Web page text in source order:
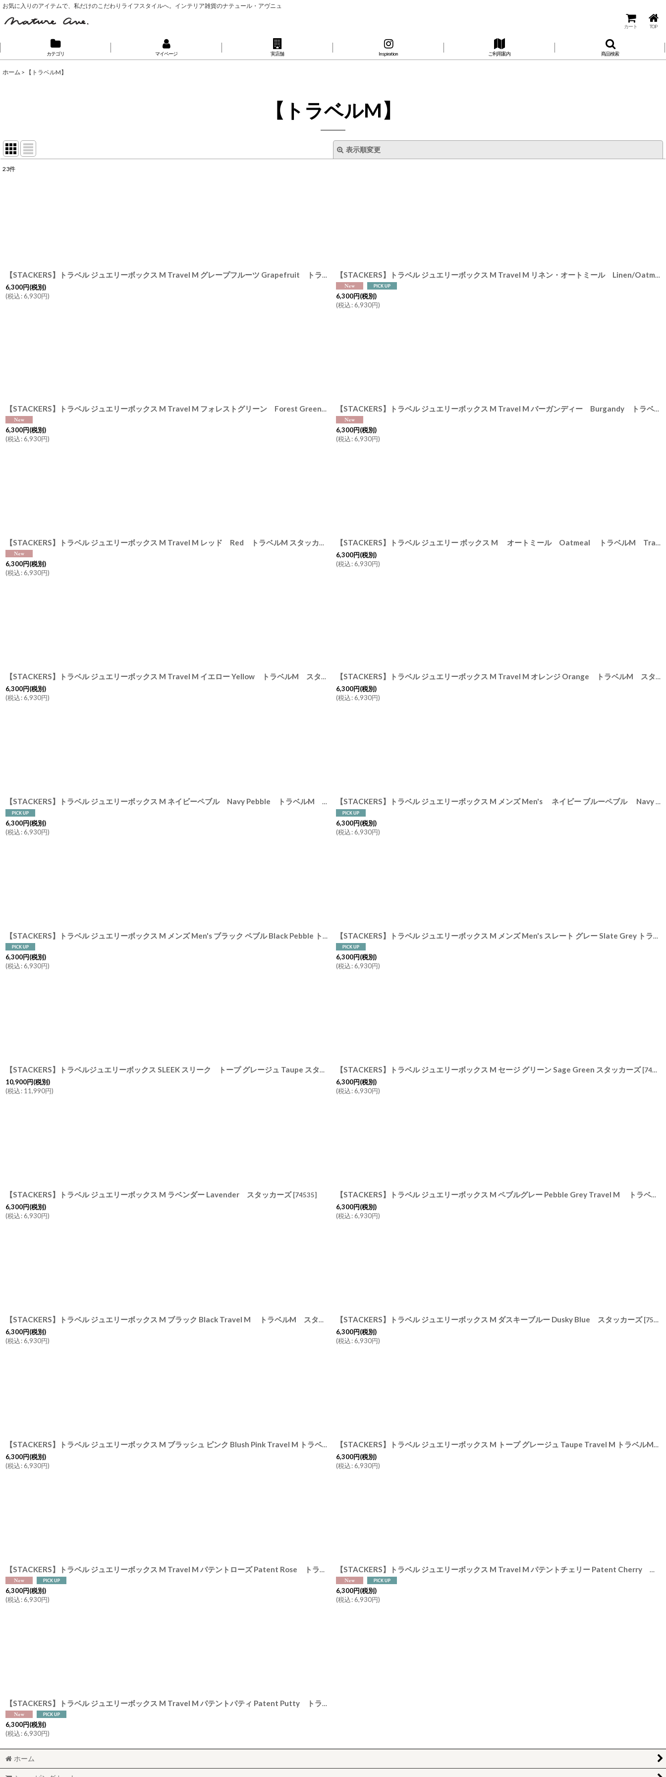
お気に入りのアイテムで、私だけのこだわりライフスタイルへ。インテリア雑貨のナテュール・アヴニュ
カート TOP
カテゴリ マイページ 実店舗 Inspiration ご利用案内 商品検索
ホーム > 【トラベルM】
【トラベルM】
表示順変更
23件
【STACKERS】トラベル ジュエリーボックス M Travel M グレープフルーツ Grapefruit トラベルM スタッカーズ ロンドン [76681]
6,300円(税別)
(税込:6,930円)
【STACKERS】トラベル ジュエリーボックス M Travel M リネン・オートミール Linen/Oatmeal スタッカーズ ロンドン UK
6,300円(税別)
(税込:6,930円)
【STACKERS】トラベル ジュエリーボックス M Travel M フォレストグリーン Forest Green トラベルM スタッカーズ ロンドン UK [76421]
6,300円(税別)
(税込:6,930円)
【STACKERS】トラベル ジュエリーボックス M Travel M バーガンディー Burgandy トラベルM スタッカーズ ロンドン UK
6,300円(税別)
(税込:6,930円)
【STACKERS】トラベル ジュエリーボックス M Travel M レッド Red トラベルM スタッカーズ ロンドン UK 76335]
6,300円(税別)
(税込:6,930円)
【STACKERS】トラベル ジュエリー ボックス M オートミール Oatmeal トラベルM Travel M スタッカーズ
6,300円(税別)
(税込:6,930円)
【STACKERS】トラベル ジュエリーボックス M Travel M イエロー Yellow トラベルM スタッカーズ ロンドン [ 76182]
6,300円(税別)
(税込:6,930円)
【STACKERS】トラベル ジュエリーボックス M Travel M オレンジ Orange トラベルM スタッカーズ ロンドン
6,300円(税別)
(税込:6,930円)
【STACKERS】トラベル ジュエリーボックス M ネイビーペブル Navy Pebble トラベルM スタッカーズ ロンドン UK [76145]
6,300円(税別)
(税込:6,930円)
【STACKERS】トラベル ジュエリーボックス M メンズ Men's ネイビー ブルーペブル Navy Blue Pebble トラベルM スタッカーズ ロンドン UK
6,300円(税別)
(税込:6,930円)
【STACKERS】トラベル ジュエリーボックス M メンズ Men's ブラック ペブル Black Pebble トラベルM スタッカーズ ロンドン UK [75982]
6,300円(税別)
(税込:6,930円)
【STACKERS】トラベル ジュエリーボックス M メンズ Men's スレート グレー Slate Grey トラベルM スタッカーズ ロンドン UK
6,300円(税別)
(税込:6,930円)
【STACKERS】トラベルジュエリーボックス SLEEK スリーク トープ グレージュ Taupe スタッカーズ [74305
10,900円(税別)
(税込: 11,990円)
【STACKERS】トラベル ジュエリーボックス M セージ グリーン Sage Green スタッカーズ [74529
6,300円(税別)
(税込:6,930円)
【STACKERS】トラベル ジュエリーボックス M ラベンダー Lavender スタッカーズ [74535]
6,300円(税別)
(税込:6,930円)
【STACKERS】トラベル ジュエリーボックス M ペブルグレー Pebble Grey Travel M トラベルM スタッカーズ ロンドン
6,300円(税別)
(税込:6,930円)
【STACKERS】トラベル ジュエリーボックス M ブラック Black Travel M トラベルM スタッカーズ ロンドン 75391]
6,300円(税別)
(税込:6,930円)
【STACKERS】トラベル ジュエリーボックス M ダスキーブルー Dusky Blue スタッカーズ [75342
6,300円(税別)
(税込:6,930円)
【STACKERS】トラベル ジュエリーボックス M ブラッシュ ピンク Blush Pink Travel M トラベルM スタッカーズ ロンドン [75343]
6,300円(税別)
(税込:6,930円)
【STACKERS】トラベル ジュエリーボックス M トープ グレージュ Taupe Travel M トラベルM スタッカーズ ロンドン
6,300円(税別)
(税込:6,930円)
【STACKERS】トラベル ジュエリーボックス M Travel M パテントローズ Patent Rose トラベルM エナメル スタッカーズ ロンドン イギリス [76764 ]
6,300円(税別)
(税込:6,930円)
【STACKERS】トラベル ジュエリーボックス M Travel M パテントチェリー Patent Cherry トラベルM エナメル スタッカーズ ロンドン イギリス
6,300円(税別)
(税込:6,930円)
【STACKERS】トラベル ジュエリーボックス M Travel M パテントパティ Patent Putty トラベルM エナメル スタッカーズ ロンドン イギリス
6,300円(税別)
(税込:6,930円)
ホーム